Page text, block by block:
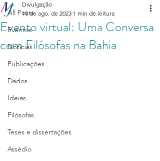
All Posts
Eventos
Notícias
Publicações
Dados
Ideias
Filósofas
Teses e dissertações
Assédio
Evento virtual: Uma Conversa
com Filósofas na Bahia
Divulgação
15 de ago. de 2023 1 min de leitura